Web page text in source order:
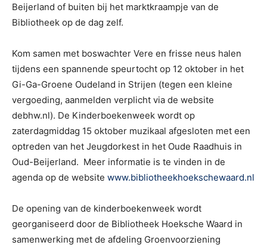
Beijerland of buiten bij het marktkraampje van de
Bibliotheek op de dag zelf.
Kom samen met boswachter Vere en frisse neus halen
tijdens een spannende speurtocht op 12 oktober in het
Gi-Ga-Groene Oudeland in Strijen (tegen een kleine
vergoeding, aanmelden verplicht via de website
debhw.nl). De Kinderboekenweek wordt op
zaterdagmiddag 15 oktober muzikaal afgesloten met een
optreden van het Jeugdorkest in het Oude Raadhuis in
Oud-Beijerland. Meer informatie is te vinden in de
agenda op de website www.bibliotheekhoekschewaard.nl
De opening van de kinderboekenweek wordt
georganiseerd door de Bibliotheek Hoeksche Waard in
samenwerking met de afdeling Groenvoorziening